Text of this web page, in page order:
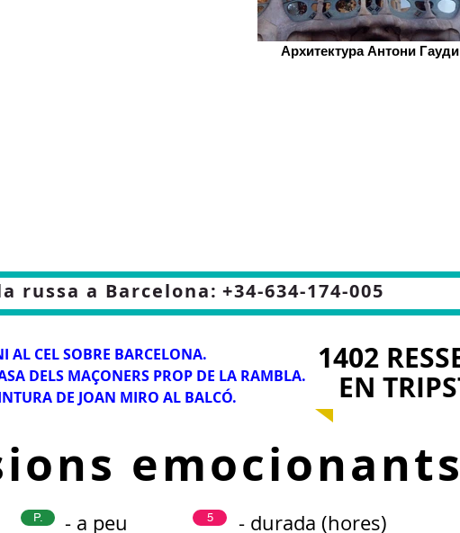
Архитектура Антони Гауди
russa a Barcelona: +34-634-174-005
AL CEL SOBRE BARCELONA.
DELS MAÇONERS PROP DE LA RAMBLA.
DE JOAN MIRO AL BALCÓ.
1402
EN
emocionants
P. - a peu 5 - durada (hores)